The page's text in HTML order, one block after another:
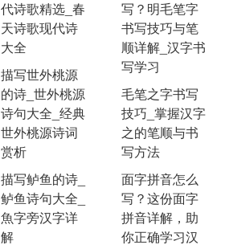
代诗歌精选_春
天诗歌现代诗
大全
描写世外桃源
的诗_世外桃源
诗句大全_经典
世外桃源诗词
赏析
描写鲈鱼的诗_
鲈鱼诗句大全_
魚字旁汉字详
解
写？明毛笔字
书写技巧与笔
顺详解_汉字书
写学习
毛笔之字书写
技巧_掌握汉字
之的笔顺与书
写方法
面字拼音怎么
写？这份面字
拼音详解，助
你正确学习汉